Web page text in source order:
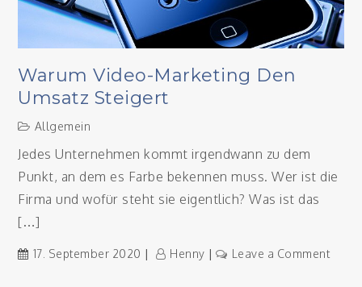
Warum Video-Marketing Den
Umsatz Steigert
Allgemein
Jedes Unternehmen kommt irgendwann zu dem
Punkt, an dem es Farbe bekennen muss. Wer ist die
Firma und wofür steht sie eigentlich? Was ist das
[…]
17. September 2020 Henny Leave a Commenton